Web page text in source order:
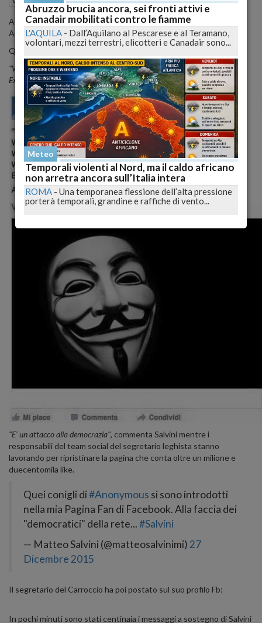
Attacco hacker stasera alla pagina di Matteo Salvini da parte di
Anonymous Italia.
Questo il messaggio postato insieme con la foto solita:
"We are Anonymous We are legion We do not forgive We do not forget
Expect us"
"E' un attacco alla democrazia", commenta Salvini mentre i
responsabili del team social del segretario leghista stanno
lavorando per ripristinare la pagina che conta oltre un milione e
duecentomila like.
Quei conigli di#Anonymous si sono introdotti
nella mia Pagina Fan di Facebook. Alla faccia dei
"democratici" della rete...#Salvini
— Matteo Salvini (@matteosalvinimi)27
Dicembre 2015
Il segretario del Carroccio ha poi postato sul suo profilo Fb:
In pochi minuti sono stati centinaia i messaggi a sostegno di Salvini
Abruzzo brucia ancora, sei fronti attivi e
Canadair mobilitati contro le fiamme
L'AQUILA - Dall’Aquilano al Pescarese e al Teramano,
volontari, mezzi terrestri, elicotteri e Canadair sono...
Meteo
Temporali violenti al Nord, ma il caldo africano
non arretra ancora sull’Italia intera
ROMA - Una temporanea flessione dell’alta pressione
porterà temporali, grandine e raffiche di vento...